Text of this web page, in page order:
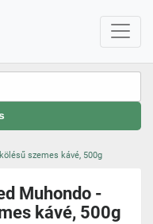
szemes kávé, 500g
Muhondo -
kávé, 500g